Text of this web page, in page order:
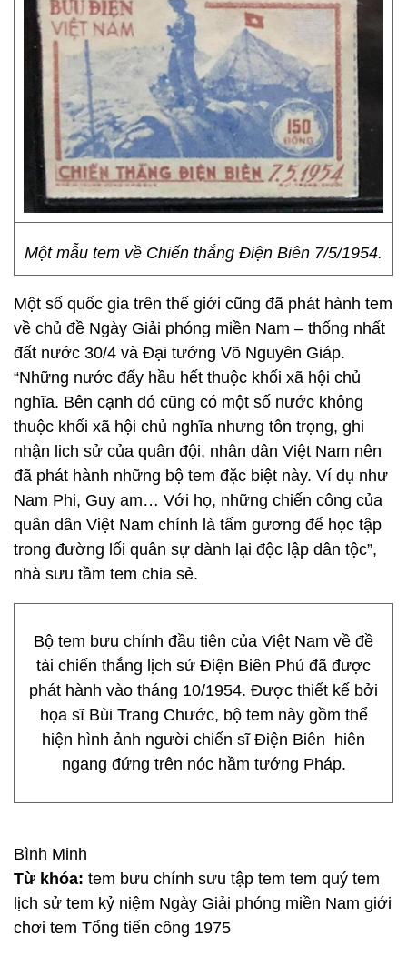
Một mẫu tem về Chiến thắng Điện Biên 7/5/1954.
Một số quốc gia trên thế giới cũng đã phát hành tem
về chủ đề Ngày Giải phóng miền Nam – thống nhất
đất nước 30/4 và Đại tướng Võ Nguyên Giáp.
“Những nước đấy hầu hết thuộc khối xã hội chủ
nghĩa. Bên cạnh đó cũng có một số nước không
thuộc khối xã hội chủ nghĩa nhưng tôn trọng, ghi
nhận lich sử của quân đội, nhân dân Việt Nam nên
đã phát hành những bộ tem đặc biệt này. Ví dụ như
Nam Phi, Guy am… Với họ, những chiến công của
quân dân Việt Nam chính là tấm gương để học tập
trong đường lối quân sự dành lại độc lập dân tộc”,
nhà sưu tầm tem chia sẻ.
Bộ tem bưu chính đầu tiên của Việt Nam về đề
tài chiến thắng lịch sử Điện Biên Phủ đã được
phát hành vào tháng 10/1954. Được thiết kế bởi
họa sĩ Bùi Trang Chước, bộ tem này gồm thể
hiện hình ảnh người chiến sĩ Điện Biên hiên
ngang đứng trên nóc hầm tướng Pháp.
Bình Minh
Từ khóa: tem bưu chính sưu tập tem tem quý tem
lịch sử tem kỷ niệm Ngày Giải phóng miền Nam giới
chơi tem Tổng tiến công 1975